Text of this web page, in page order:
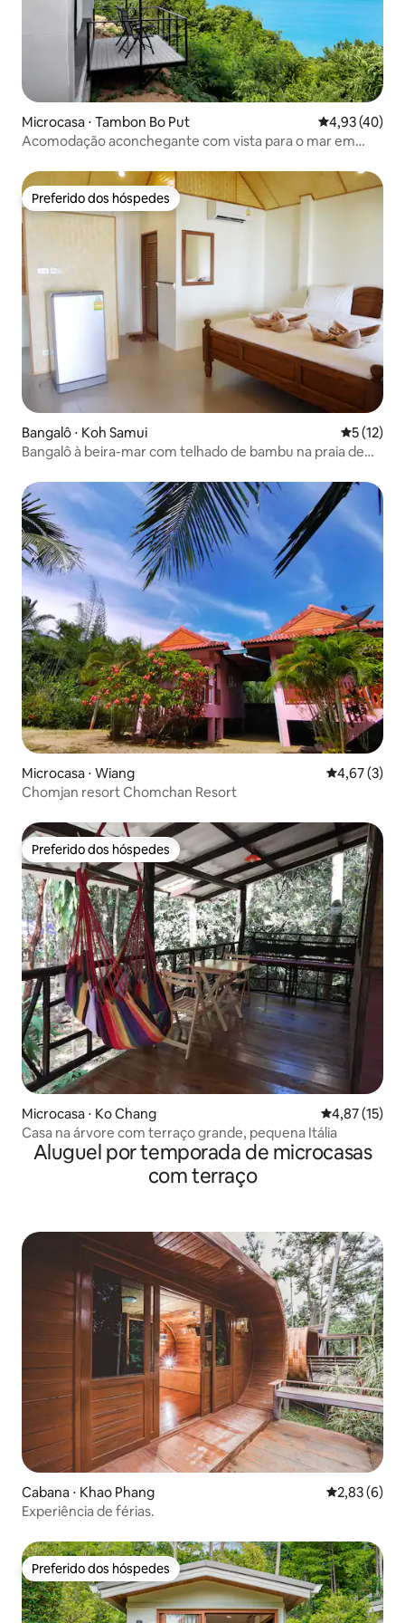
Microcasa ⋅ Tambon Bo Put 4,93 de uma
4,93 (40)
Acomodação aconchegante com vista para o mar em
Preferido dos hóspedes
Preferido dos hóspedes
Bangalô ⋅ Koh Samui 5 de uma
5 (12)
Bangalô à beira-mar com telhado de bambu na praia de
Microcasa ⋅ Wiang 4,67 de
4,67 (3)
Chomjan resort Chomchan Resort
Preferido dos hóspedes
Preferido dos hóspedes
Microcasa ⋅ Ko Chang 4,87 de uma
4,87 (15)
Casa na árvore com terraço grande, pequena Itália
Aluguel por temporada de microcasas
com terraço
Cabana ⋅ Khao Phang 2,83 de
2,83 (6)
Experiência de férias.
Preferido dos hóspedes
Preferido dos hóspedes